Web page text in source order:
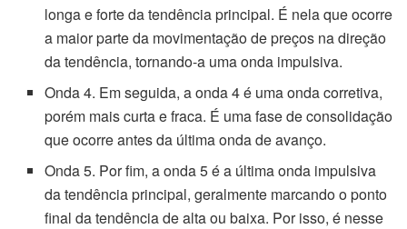
longa e forte da tendência principal. É nela que ocorre
a maior parte da movimentação de preços na direção
da tendência, tornando-a uma onda impulsiva.
Onda 4. Em seguida, a onda 4 é uma onda corretiva,
porém mais curta e fraca. É uma fase de consolidação
que ocorre antes da última onda de avanço.
Onda 5. Por fim, a onda 5 é a última onda impulsiva
da tendência principal, geralmente marcando o ponto
final da tendência de alta ou baixa. Por isso, é nesse